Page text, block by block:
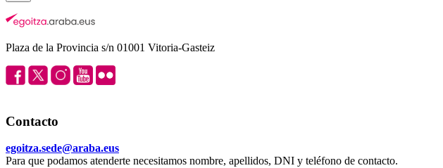
Plaza de la Provincia s/n 01001 Vitoria-Gasteiz
Contacto
egoitza.sede@araba.eus
Para que podamos atenderte necesitamos nombre, apellidos, DNI y teléfono de contacto.